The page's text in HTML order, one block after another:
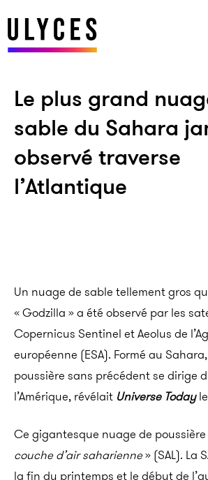
Le plus grand
sable du Sahara
observé traverse
l’Atlantique
Un nuage de sable tellement gros
« Godzilla » a été observé par les
Copernicus Sentinel et Aeolus de
européenne (ESA). Formé au
poussière sans précédent se dirige
l’Amérique, révélait Universe Today
Ce gigantesque nuage de poussière
couche d’air saharienne» (SAL). La
la fin du printemps et le début de